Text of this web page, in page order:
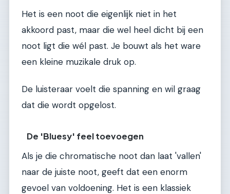
Het is een noot die eigenlijk niet in het
akkoord past, maar die wel heel dicht bij een
noot ligt die wél past. Je bouwt als het ware
een kleine muzikale druk op.
De luisteraar voelt die spanning en wil graag
dat die wordt opgelost.
De 'Bluesy' feel toevoegen
Als je die chromatische noot dan laat 'vallen'
naar de juiste noot, geeft dat een enorm
gevoel van voldoening. Het is een klassiek